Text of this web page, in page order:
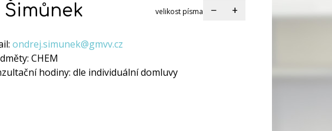
velikost písma − +
ondrej.simunek@gmvv.cz
CHEM
hodiny: dle individuální domluvy